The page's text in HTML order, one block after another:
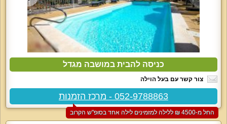
כניסה להבית במושבה מגדל
צור קשר עם בעל הוילה
052-9788863 - מרכז הזמנות
החל מ-‏4500 ₪ ללילה למזמינים לילה אחד בסופ"ש הקרוב